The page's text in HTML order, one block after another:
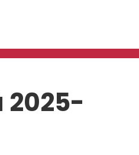
2025-